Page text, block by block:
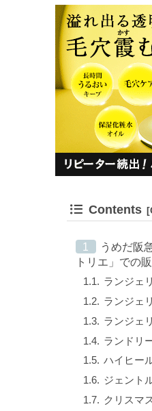
Contents
うめだ阪
トリエ」での
ランジェ
ランジェ
ランジェ
ランドリ
ハイヒー
ジェント
クリスマ